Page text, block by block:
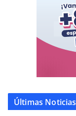
Últimas Noticias